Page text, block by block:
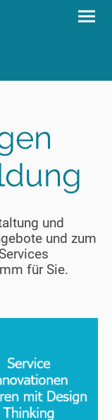
und
und zum
für Sie.